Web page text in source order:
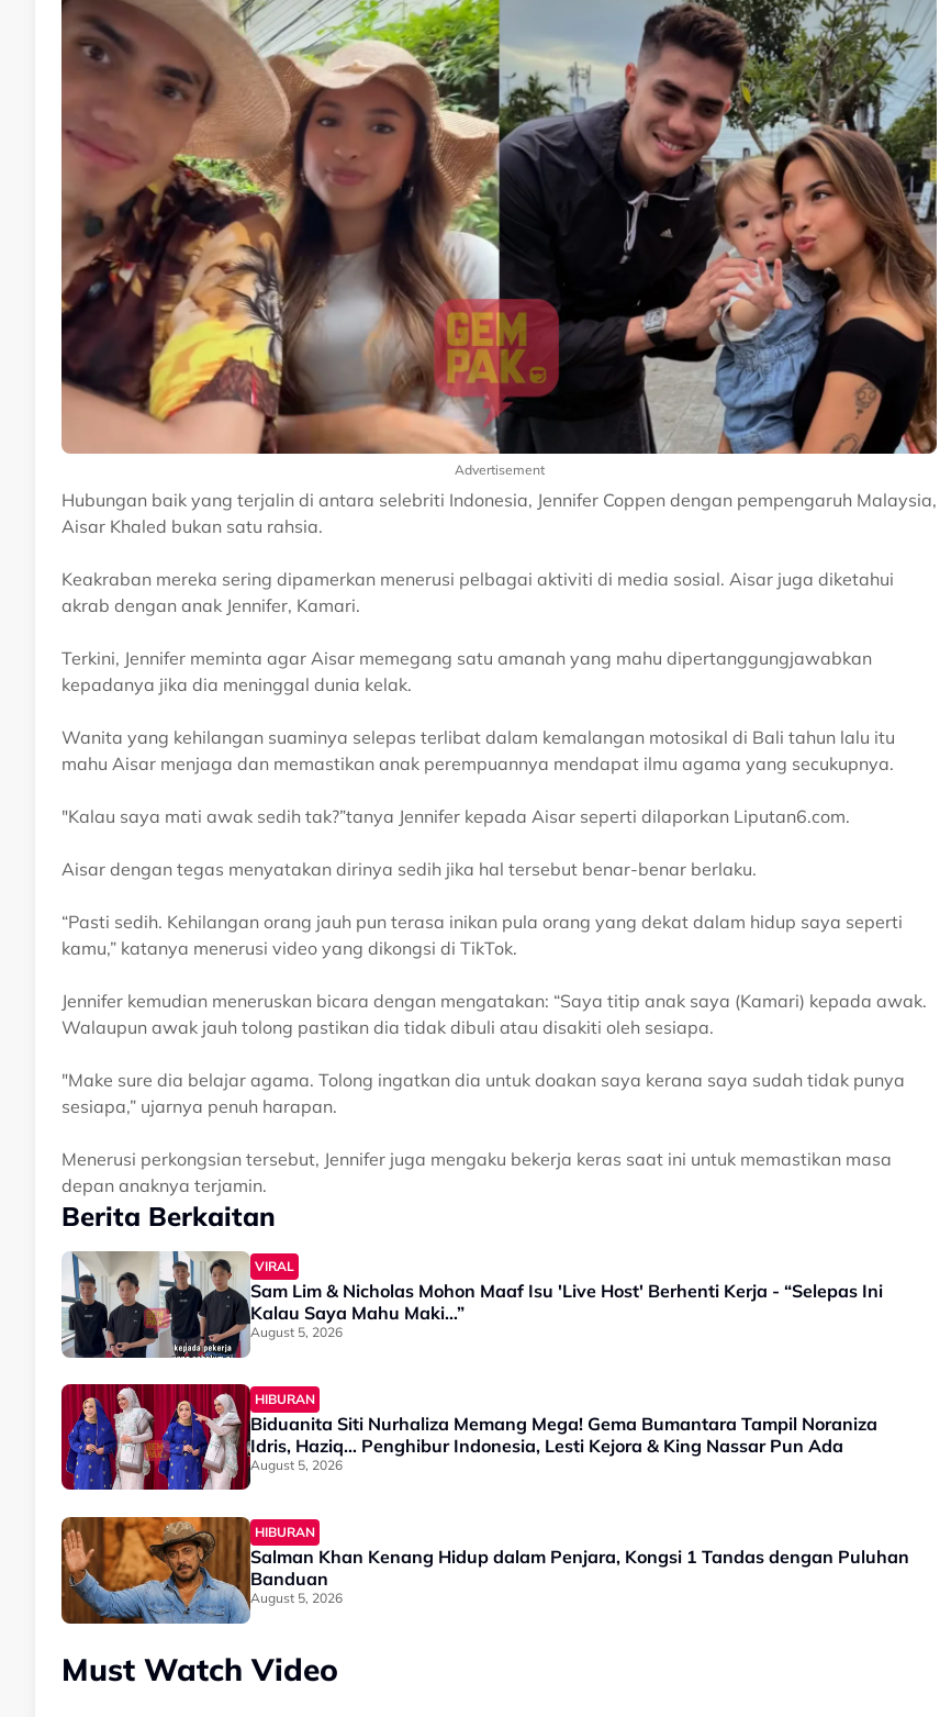
Advertisement
Hubungan baik yang terjalin di antara selebriti Indonesia, Jennifer Coppen dengan pempengaruh Malaysia,
Aisar Khaled bukan satu rahsia.
Keakraban mereka sering dipamerkan menerusi pelbagai aktiviti di media sosial. Aisar juga diketahui
akrab dengan anak Jennifer, Kamari.
Terkini, Jennifer meminta agar Aisar memegang satu amanah yang mahu dipertanggungjawabkan
kepadanya jika dia meninggal dunia kelak.
Wanita yang kehilangan suaminya selepas terlibat dalam kemalangan motosikal di Bali tahun lalu itu
mahu Aisar menjaga dan memastikan anak perempuannya mendapat ilmu agama yang secukupnya.
"Kalau saya mati awak sedih tak?”tanya Jennifer kepada Aisar seperti dilaporkan Liputan6.com.
Aisar dengan tegas menyatakan dirinya sedih jika hal tersebut benar-benar berlaku.
“Pasti sedih. Kehilangan orang jauh pun terasa inikan pula orang yang dekat dalam hidup saya seperti
kamu,” katanya menerusi video yang dikongsi di TikTok.
Jennifer kemudian meneruskan bicara dengan mengatakan: “Saya titip anak saya (Kamari) kepada awak.
Walaupun awak jauh tolong pastikan dia tidak dibuli atau disakiti oleh sesiapa.
"Make sure dia belajar agama. Tolong ingatkan dia untuk doakan saya kerana saya sudah tidak punya
sesiapa,” ujarnya penuh harapan.
Menerusi perkongsian tersebut, Jennifer juga mengaku bekerja keras saat ini untuk memastikan masa
depan anaknya terjamin.
Berita Berkaitan
VIRAL
Sam Lim & Nicholas Mohon Maaf Isu 'Live Host' Berhenti Kerja - “Selepas Ini
Kalau Saya Mahu Maki…”
August 5, 2026
HIBURAN
Biduanita Siti Nurhaliza Memang Mega! Gema Bumantara Tampil Noraniza
Idris, Haziq… Penghibur Indonesia, Lesti Kejora & King Nassar Pun Ada
August 5, 2026
HIBURAN
Salman Khan Kenang Hidup dalam Penjara, Kongsi 1 Tandas dengan Puluhan
Banduan
August 5, 2026
Must Watch Video